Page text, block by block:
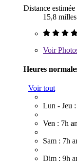
Distance estimée
15,8 milles
Voir
Heures
Voir tout
Lun - Jeu
Ven : 7h
Sam : 7h
Dim : 9h